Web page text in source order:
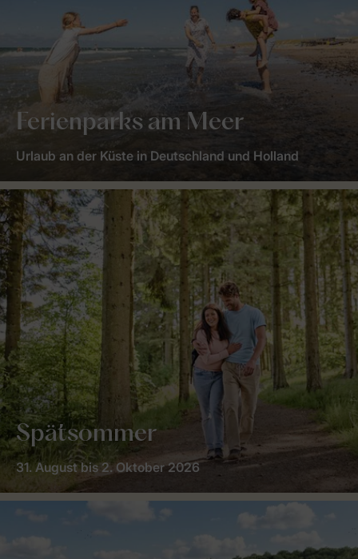
Ferienparks am Meer
Urlaub an der Küste in Deutschland und Holland
Spätsommer
31. August bis 2. Oktober 2026